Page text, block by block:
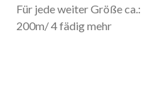
Für jede weiter Größe ca.:
200m/ 4 fädig mehr